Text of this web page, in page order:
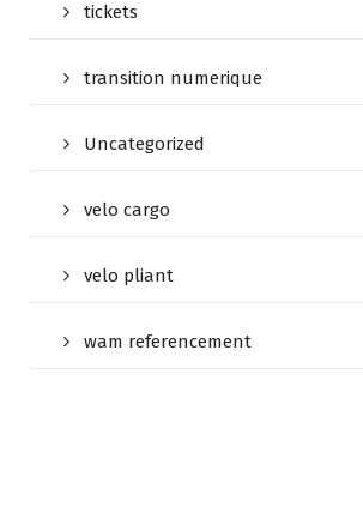
tickets
transition numerique
Uncategorized
velo cargo
velo pliant
wam referencement